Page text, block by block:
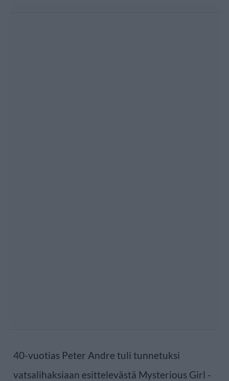
40-vuotias Peter Andre tuli tunnetuksi
vatsalihaksiaan esittelevästä Mysterious Girl -